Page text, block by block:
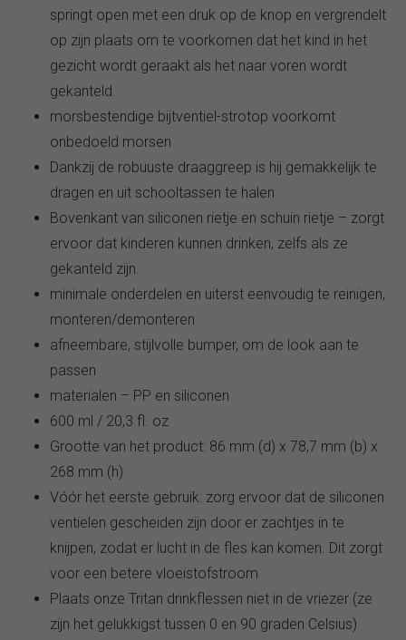
springt open met een druk op de knop en vergrendelt
op zijn plaats om te voorkomen dat het kind in het
gezicht wordt geraakt als het naar voren wordt
gekanteld.
morsbestendige bijtventiel-strotop voorkomt
onbedoeld morsen
Dankzij de robuuste draaggreep is hij gemakkelijk te
dragen en uit schooltassen te halen
Bovenkant van siliconen rietje en schuin rietje – zorgt
ervoor dat kinderen kunnen drinken, zelfs als ze
gekanteld zijn.
minimale onderdelen en uiterst eenvoudig te reinigen,
monteren/demonteren
afneembare, stijlvolle bumper, om de look aan te
passen
materialen – PP en siliconen
600 ml / 20,3 fl. oz
Grootte van het product: 86 mm (d) x 78,7 mm (b) x
268 mm (h)
Vóór het eerste gebruik: zorg ervoor dat de siliconen
ventielen gescheiden zijn door er zachtjes in te
knijpen, zodat er lucht in de fles kan komen. Dit zorgt
voor een betere vloeistofstroom
Plaats onze Tritan drinkflessen niet in de vriezer (ze
zijn het gelukkigst tussen 0 en 90 graden Celsius)